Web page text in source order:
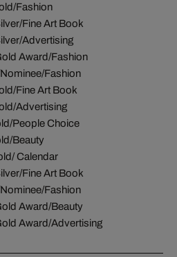
Fashion
Fine Art Book
Advertising
Award/Fashion
Fashion
Fine Art Book
Advertising
People Choice
Beauty
Calendar
Fine Art Book
Fashion
Award/Beauty
Award/Advertising